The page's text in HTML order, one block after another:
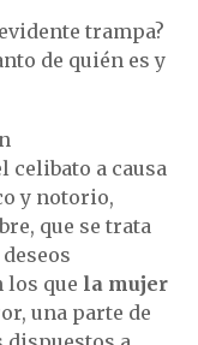
trampa?
de quién es y
celibato a causa
y notorio,
que se trata
los que la mujer
una parte de